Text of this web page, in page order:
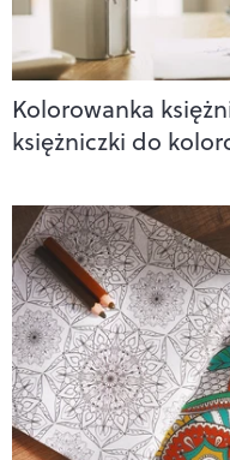
Kolorowanka
księżniczki do